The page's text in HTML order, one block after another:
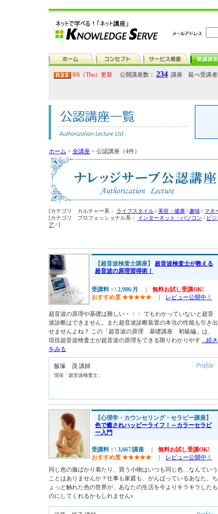
8/6（Thu）更新 公開講座数： 234 講座 延べ受講
ホーム > 全講座 > 公認講座（4件）
[カテゴリ カルチャー系： ライフスタイル / 美容・健康 / 趣味 / マネ
[カテゴリ プロフェッショナル系： インターネット・パソコン / ビ
ア / ]
【超音波検査士講座】 超音波検査士が教える
超音波の原理習得術！
受講料：\ 2,986/月
無料お試し受講OK!
おすすめ度 ★★★★★ レビュー公開中！
超音波の原理や基礎は難しい・・・ でもわかっていないと超音
波診断はできません。また超音波診断装置の本当の性能も引き出
せませんよね？ この「超音波の原理 基礎講座 初級編」は、
現役超音波検査士が超音波の原理をできる限りわかりやす ...続き
をみる
飯塚 茂 講師
現役「超音波検査士」
【心理学・カウンセリング・セラピー講座】
色で癒されハッピーライフ！～カラーセラピ
ー入門
受講料：\ 3,667/講座
無料お試し受講OK!
おすすめ度 ★★★★★
レビュー公開中！
同じ色の服ばかり着たり、買う小物はいつも同じ色…なんていう
ことはありませんか？仕事も家庭も、がんばっているあなた。ち
ょっと触れた色の世界が、あなたの生活を今よりキラキラしたも
のにしてくれるかもしれませんv